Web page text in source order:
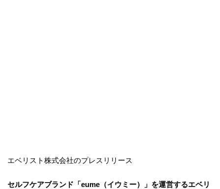
エベリスト株式会社のプレスリリース
セルフケアブランド「eume（イウミー）」を運営するエベリ